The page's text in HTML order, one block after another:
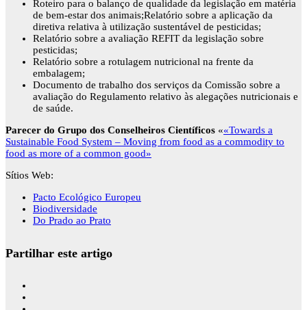
Roteiro para o balanço de qualidade da legislação em matéria
de bem-estar dos animais;Relatório sobre a aplicação da
diretiva relativa à utilização sustentável de pesticidas;
Relatório sobre a avaliação REFIT da legislação sobre
pesticidas;
Relatório sobre a rotulagem nutricional na frente da
embalagem;
Documento de trabalho dos serviços da Comissão sobre a
avaliação do Regulamento relativo às alegações nutricionais e
de saúde.
Parecer do Grupo dos Conselheiros Científicos ««Towards a
Sustainable Food System – Moving from food as a commodity to
food as more of a common good»
Sítios Web:
Pacto Ecológico Europeu
Biodiversidade
Do Prado ao Prato
Partilhar este artigo